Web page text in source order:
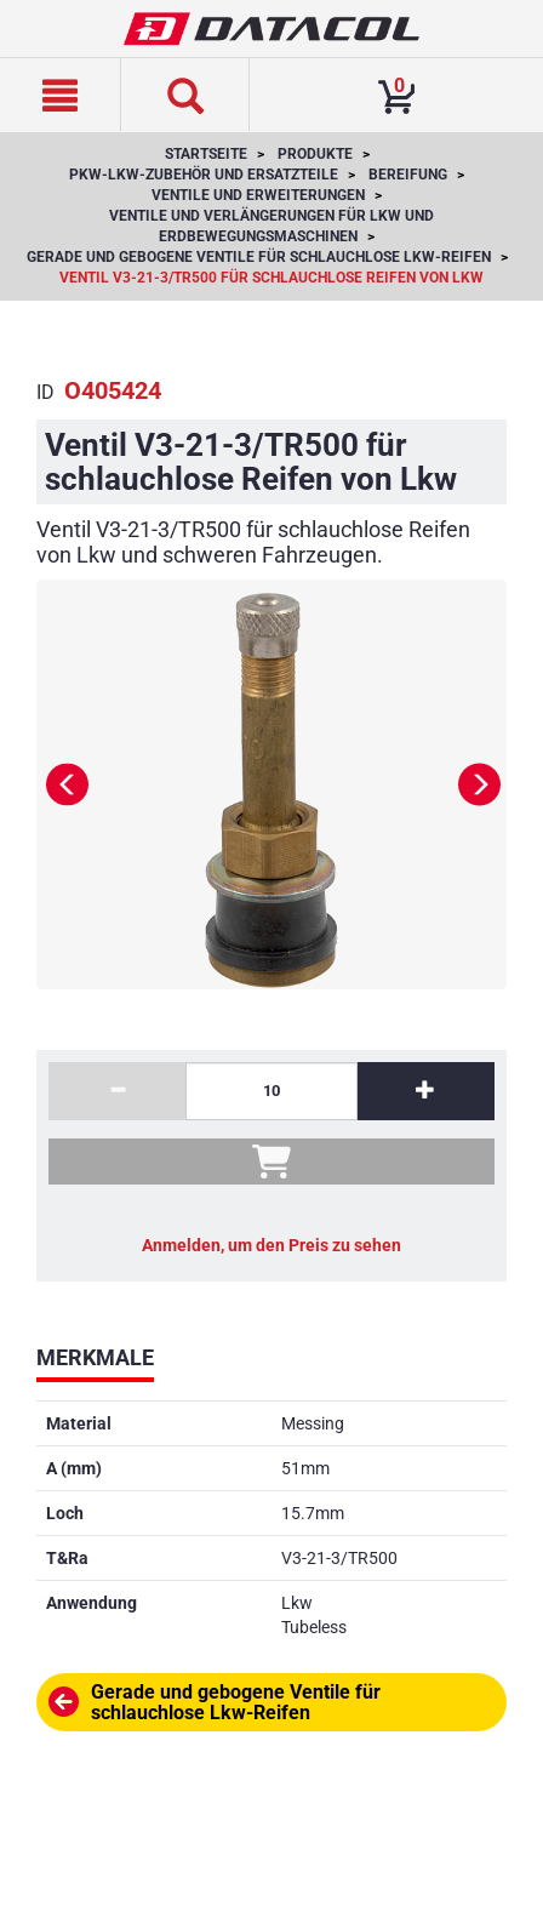
0
STARTSEITE
PRODUKTE
PKW-LKW-ZUBEHÖR UND ERSATZTEILE
BEREIFUNG
VENTILE UND ERWEITERUNGEN
VENTILE UND VERLÄNGERUNGEN FÜR LKW UND
ERDBEWEGUNGSMASCHINEN
GERADE UND GEBOGENE VENTILE FÜR SCHLAUCHLOSE LKW-REIFEN
VENTIL V3-21-3/TR500 FÜR SCHLAUCHLOSE REIFEN VON LKW
ID O405424
Ventil V3-21-3/TR500 für
schlauchlose Reifen von Lkw
Ventil V3-21-3/TR500 für schlauchlose Reifen
von Lkw und schweren Fahrzeugen.
MERKMALE
Material Messing
A (mm) 51mm
Loch 15.7mm
T&Ra V3-21-3/TR500
Anwendung
Lkw
Tubeless
Gerade und gebogene Ventile für
schlauchlose Lkw-Reifen
Anmelden, um den Preis zu sehen